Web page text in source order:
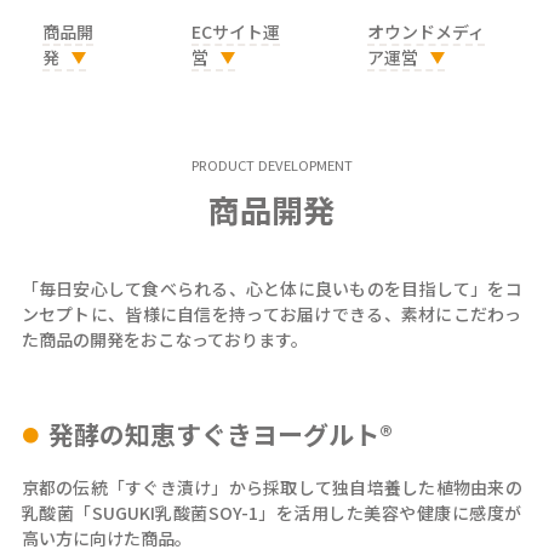
採用情報
お問い合わせ
商品開
発
ECサイト運
営
オウンドメディ
ア運営
PRODUCT DEVELOPMENT
商品開発
「毎日安心して食べられる、心と体に良いものを目指して」をコ
ンセプトに、皆様に自信を持ってお届けできる、素材にこだわっ
た商品の開発をおこなっております。
発酵の知恵すぐきヨーグルト®
京都の伝統「すぐき漬け」から採取して独自培養した植物由来の
乳酸菌「SUGUKI乳酸菌SOY-1」を活用した美容や健康に感度が
高い方に向けた商品。